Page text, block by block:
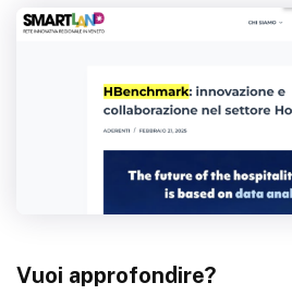
Vuoi approfondire?